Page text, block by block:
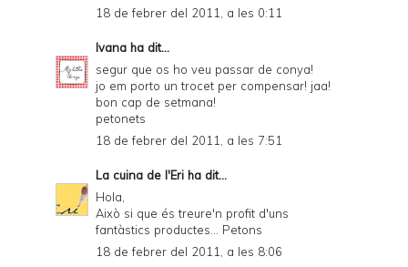
18 de febrer del 2011, a les 0:11
Ivana ha dit...
segur que os ho veu passar de conya!
jo em porto un trocet per compensar! jaa!
bon cap de setmana!
petonets
18 de febrer del 2011, a les 7:51
La cuina de l'Eri ha dit...
Hola,
Això si que és treure'n profit d'uns
fantàstics productes... Petons
18 de febrer del 2011, a les 8:06